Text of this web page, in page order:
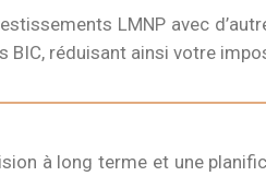
LMNP avec
BIC, réduisant ainsi votre
à long terme et une